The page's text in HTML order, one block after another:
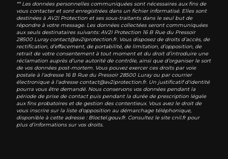
** Les données personnelles communiquées sont nécessaires aux fins de
vous contacter et sont enregistrées dans un fichier informatisé. Elles sont
destinées à AV2I Protection et ses sous-traitants dans le seul but de
répondre à votre message. Les données collectées seront communiquées
aux seuls destinataires suivants: AV2I Protection 16 B Rue du Pressoir
28500 Luray contact@av2iprotection.fr. Vous disposez de droits d’accès, de
rectification, d’effacement, de portabilité, de limitation, d’opposition, de
retrait de votre consentement à tout moment et du droit d’introduire une
réclamation auprès d’une autorité de contrôle, ainsi que d’organiser le sort
de vos données post-mortem. Vous pouvez exercer ces droits par voie
postale à l'adresse 16 B Rue du Pressoir 28500 Luray ou par courrier
électronique à l'adresse contact@av2iprotection.fr. Un justificatif d'identité
pourra vous être demandé. Nous conservons vos données pendant la
période de prise de contact puis pendant la durée de prescription légale
aux fins probatoires et de gestion des contentieux. Vous avez le droit de
vous inscrire sur la liste d'opposition au démarchage téléphonique,
disponible à cette adresse : Bloctel.gouv.fr. Consultez le site cnil.fr pour
plus d’informations sur vos droits.